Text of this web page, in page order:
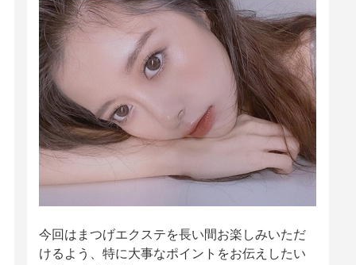
今回はまつげエクステを長い間お楽しみいただ
けるよう、特に大事なポイントをお伝えしたい